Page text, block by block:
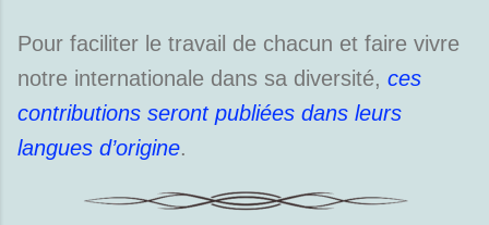
Pour faciliter le travail de chacun et faire vivre
notre internationale dans sa diversité, ces
contributions seront publiées dans leurs
langues d’origine.